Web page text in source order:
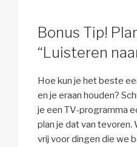
Bonus Tip!
“Luisteren
Hoe kun je het beste
en je eraan houden?
je een TV-programma
plan je dat van tevoren.
vrij voor dingen die we